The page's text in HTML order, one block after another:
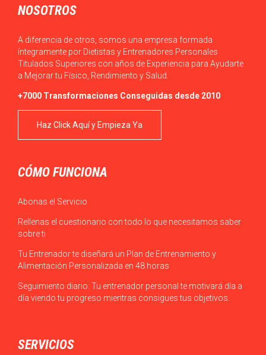
NOSOTROS
A diferencia de otros, somos una empresa formada
íntegramente por Dietistas y Entrenadores Personales
Titulados Superiores con años de Experiencia para Ayudarte
a Mejorar tu Físico, Rendimiento y Salud.
+7000 Transformaciones Conseguidas desde 2010
Haz Click Aquí y Empieza Ya
CÓMO FUNCIONA
Abonas el Servicio
Rellenas el cuestionario con todo lo que necesitamos saber
sobre ti
Tu Entrenador te diseñará un Plan de Entrenamiento y
Alimentación Personalizada en 48 horas
Seguimiento diario: Tu entrenador personal te motivará día a
día viendo tu progreso mientras consigues tus objetivos.
SERVICIOS